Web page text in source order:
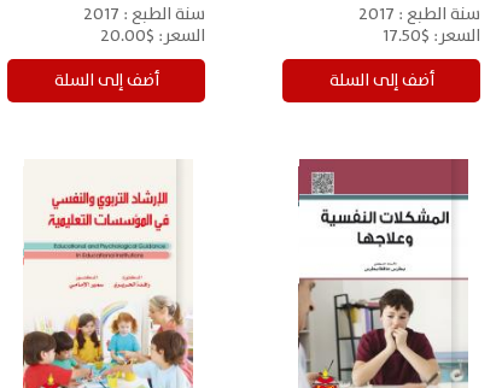
سنة الطبع : 2017
السعر: $17.50
سنة الطبع : 2017
السعر: $20.00